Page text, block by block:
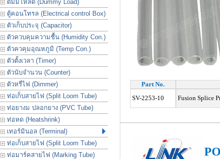
ดัมมี่โหลด (Dummy Load)
ตู้คอนโทรล (Electrical control Box)
ตัวเก็บประจุ (Capacitor)
ตัวควบคุมความชื้น (Humidity Con.)
ตัวควคุมอุณหภูมิ (Temp Con.)
ตัวตั้งเวลา (Timer)
ตัวนับจำนวน (Counter)
ตัวหรี่ไฟ (Dimmer)
ท่อเก็บสายไฟ (Split Loom Tube)
ท่อยางม ปลอกยาง (PVC Tube)
ท่อหด (Heatshrink)
เทอร์มินอล (Terminal)
ท่อเก็บสายไฟ (Split Loom Tube)
ท่อมาร์คสายไฟ (Marking Tube)
Part No.
SV-2253-10
Fusion Splice